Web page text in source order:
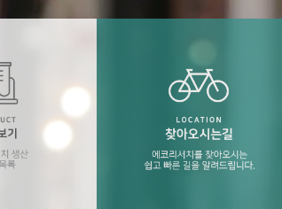
미량 오염관리 및 관련기술과 더불어 분석에
(초순수제조기, 전처리 장비 등) / 용기 / 고
합적으로 제공합니다.